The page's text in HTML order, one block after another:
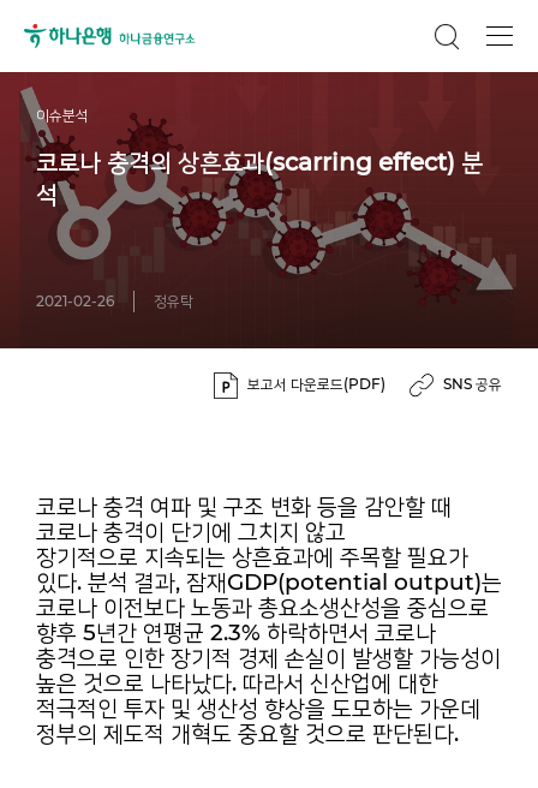
이슈분석
코로나 충격의 상흔효과(scarring effect) 분
석
2021-02-26 정유탁
보고서 다운로드(PDF) SNS 공유
코로나 충격 여파 및 구조 변화 등을 감안할 때
코로나 충격이 단기에 그치지 않고
장기적으로 지속되는 상흔효과에 주목할 필요가
있다. 분석 결과, 잠재GDP(potential output)는
코로나 이전보다 노동과 총요소생산성을 중심으로
향후 5년간 연평균 2.3% 하락하면서 코로나
충격으로 인한 장기적 경제 손실이 발생할 가능성이
높은 것으로 나타났다. 따라서 신산업에 대한
적극적인 투자 및 생산성 향상을 도모하는 가운데
정부의 제도적 개혁도 중요할 것으로 판단된다.